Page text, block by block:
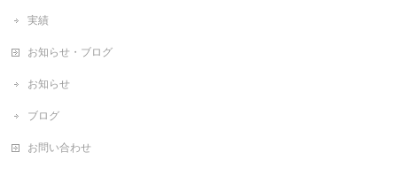
実績
お知らせ・ブログ
お知らせ
ブログ
お問い合わせ